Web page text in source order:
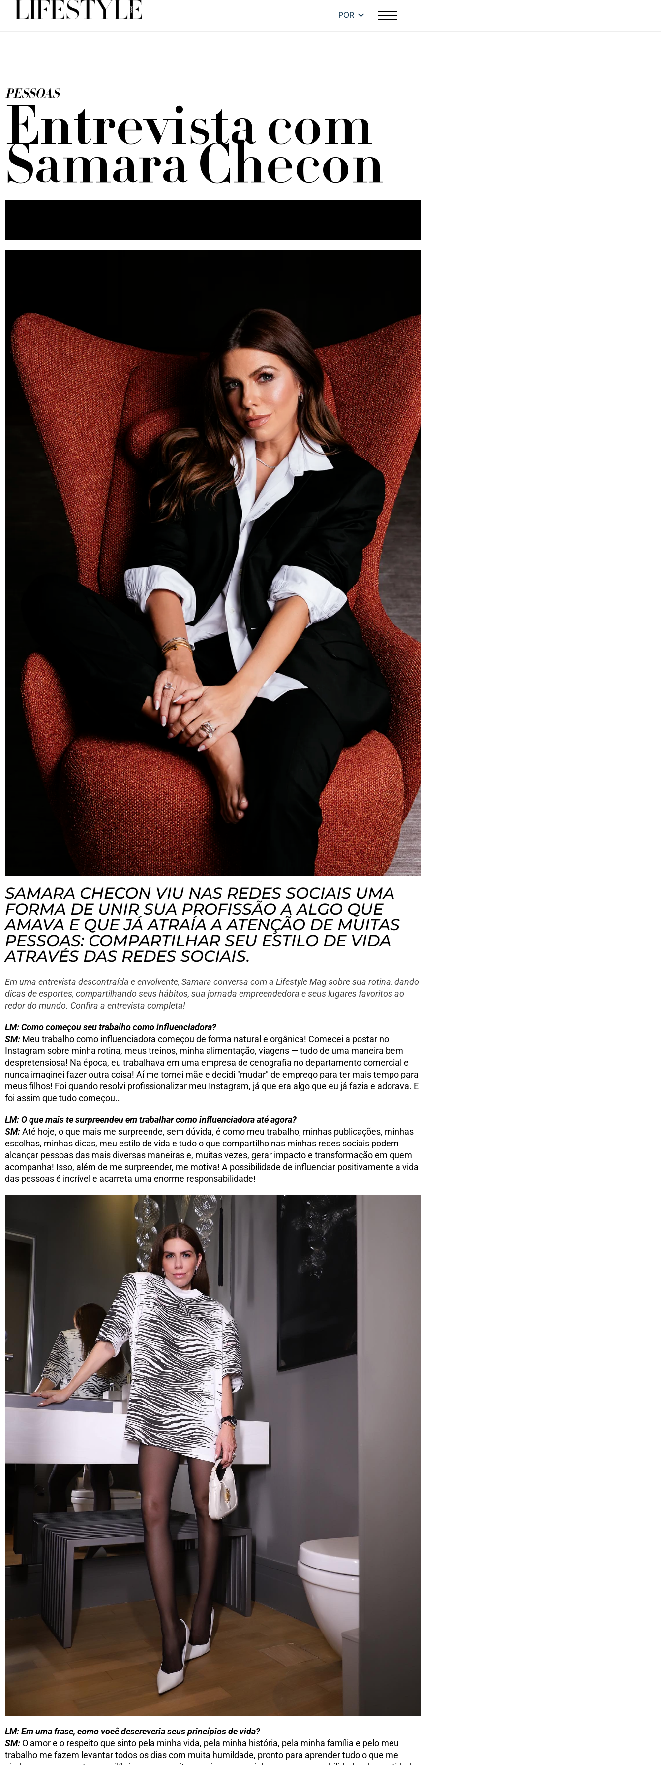
POR
PESSOAS
Entrevista com
Samara Checon
SAMARA CHECON VIU NAS REDES SOCIAIS UMA
FORMA DE UNIR SUA PROFISSÃO A ALGO QUE
AMAVA E QUE JÁ ATRAÍA A ATENÇÃO DE MUITAS
PESSOAS: COMPARTILHAR SEU ESTILO DE VIDA
ATRAVÉS DAS REDES SOCIAIS.
Em uma entrevista descontraída e envolvente, Samara conversa com a Lifestyle Mag sobre sua rotina, dando
dicas de esportes, compartilhando seus hábitos, sua jornada empreendedora e seus lugares favoritos ao
redor do mundo. Confira a entrevista completa!
LM: Como começou seu trabalho como influenciadora?
SM: Meu trabalho como influenciadora começou de forma natural e orgânica! Comecei a postar no
Instagram sobre minha rotina, meus treinos, minha alimentação, viagens — tudo de uma maneira bem
despretensiosa! Na época, eu trabalhava em uma empresa de cenografia no departamento comercial e
nunca imaginei fazer outra coisa! Aí me tornei mãe e decidi "mudar" de emprego para ter mais tempo para
meus filhos! Foi quando resolvi profissionalizar meu Instagram, já que era algo que eu já fazia e adorava. E
foi assim que tudo começou…
LM: O que mais te surpreendeu em trabalhar como influenciadora até agora?
SM:Até hoje, o que mais me surpreende, sem dúvida, é como meu trabalho, minhas publicações, minhas
escolhas, minhas dicas, meu estilo de vida e tudo o que compartilho nas minhas redes sociais podem
alcançar pessoas das mais diversas maneiras e, muitas vezes, gerar impacto e transformação em quem
acompanha! Isso, além de me surpreender, me motiva! A possibilidade de influenciar positivamente a vida
das pessoas é incrível e acarreta uma enorme responsabilidade!
LM: Em uma frase, como você descreveria seus princípios de vida?
SM: O amor e o respeito que sinto pela minha vida, pela minha história, pela minha família e pelo meu
trabalho me fazem levantar todos os dias com muita humildade, pronto para aprender tudo o que me